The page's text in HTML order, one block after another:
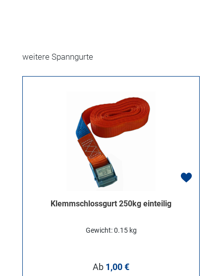
Produktgalerie überspringen
weitere Spanngurte
Klemmschlossgurt 250kg einteilig
Gewicht: 0.15 kg
Regulärer Preis:
Ab 1,00 €